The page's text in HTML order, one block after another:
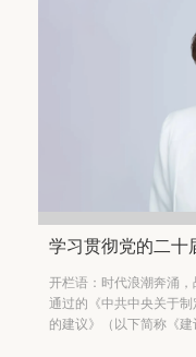
开栏语：时代浪潮奔涌
通过的《中共中央关于
的建议》（以下简称《